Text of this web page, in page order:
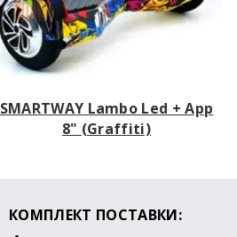
SMARTWAY Lambo Led + App
8" (Graffiti)
КОМПЛЕКТ ПОСТАВКИ: